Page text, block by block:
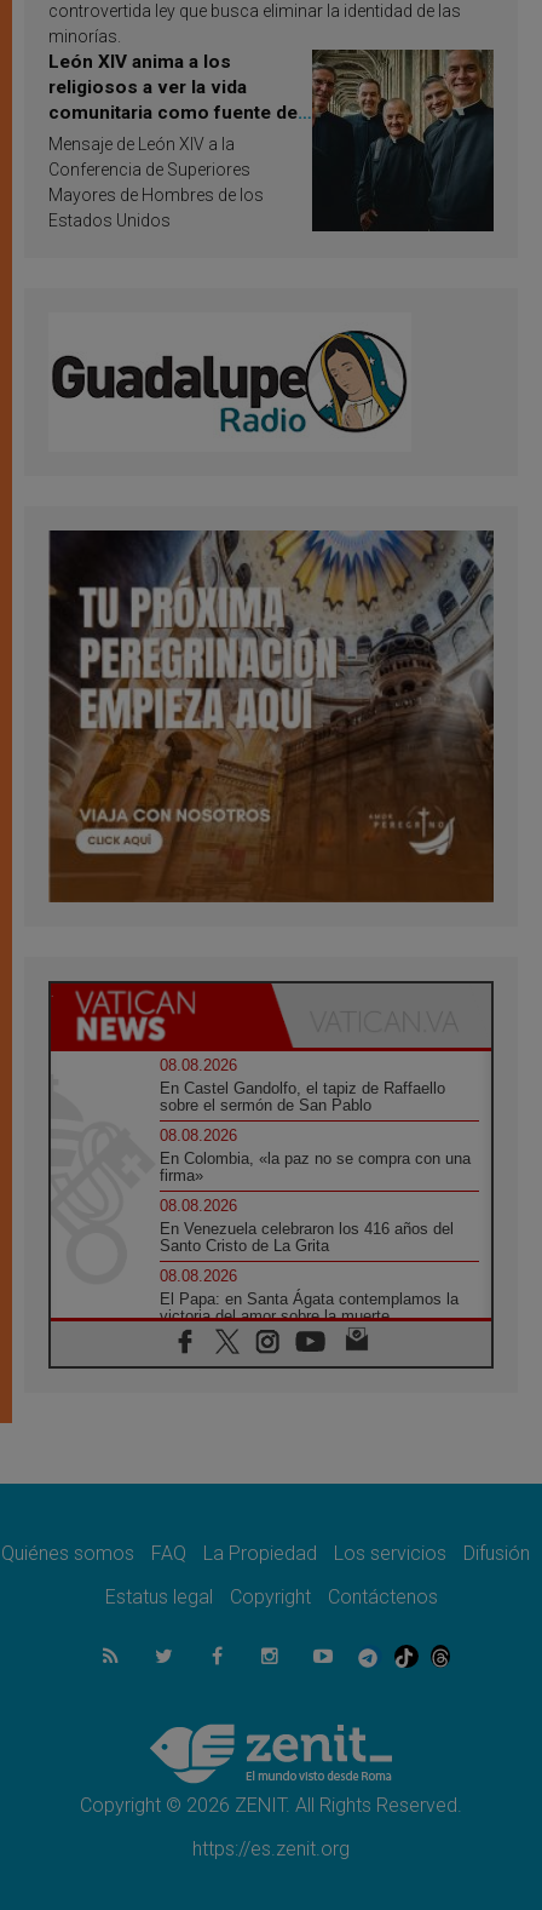
controvertida ley que busca eliminar la identidad de las
minorías.
León XIV anima a los
religiosos a ver la vida
comunitaria como fuente de
inspiración y santificación
Mensaje de León XIV a la
Conferencia de Superiores
Mayores de Hombres de los
Estados Unidos
08.08.2026
En Castel Gandolfo, el tapiz de Raffaello
sobre el sermón de San Pablo
08.08.2026
En Colombia, «la paz no se compra con una
firma»
08.08.2026
En Venezuela celebraron los 416 años del
Santo Cristo de La Grita
08.08.2026
El Papa: en Santa Ágata contemplamos la
victoria del amor sobre la muerte
08.08.2026
León XIV visitará el Santuario de la Madre
07.08.2026
07.08.2026
el compromiso del cristiano"
La matanza de niños en Gaza no cesa: 300
muertos en 300 días
Tagle: La guerra desfigura el mundo, solo la
revelación de Dios lo transfigura
Quiénes somos FAQ La Propiedad Los servicios
Difusión
Estatus legal
Copyright Contáctenos
Copyright © 2026 ZENIT. All Rights Reserved.
https://es.zenit.org